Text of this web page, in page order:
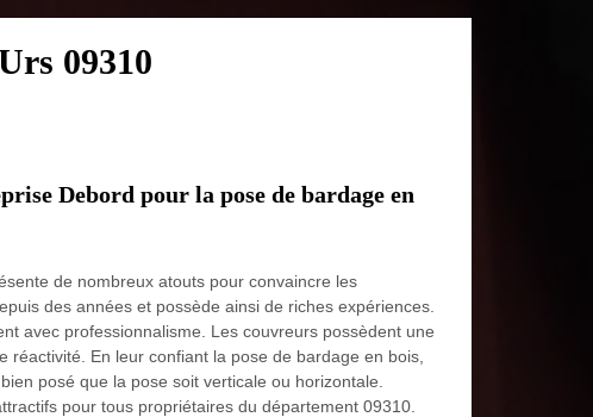
09310
Debord pour la pose de bardage en
de nombreux atouts pour convaincre les
des années et possède ainsi de riches expériences.
avec professionnalisme. Les couvreurs possèdent une
réactivité. En leur confiant la pose de bardage en bois,
posé que la pose soit verticale ou horizontale.
pour tous propriétaires du département 09310.